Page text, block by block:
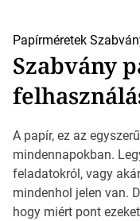
Papírméretek
Szabvány
A papír, ez az
mindennapokban.
feladatokról, vagy
mindenhol jelen van.
hogy miért pont